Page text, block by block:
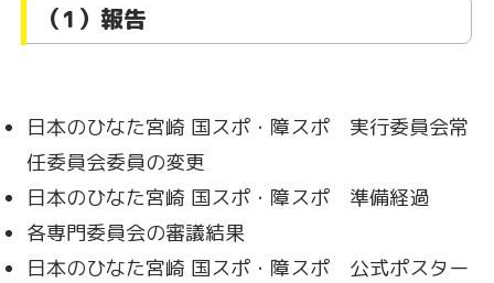
（1）報告
日本のひなた宮崎 国スポ・障スポ 実行委員会常
任委員会委員の変更
日本のひなた宮崎 国スポ・障スポ 準備経過
各専門委員会の審議結果
日本のひなた宮崎 国スポ・障スポ 公式ポスター